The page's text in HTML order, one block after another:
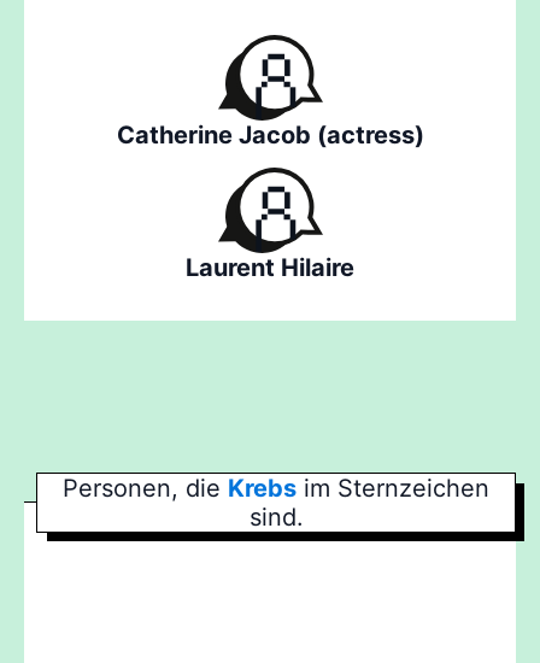
Catherine Jacob (actress)
Laurent Hilaire
Personen, die Krebs im Sternzeichen
sind.